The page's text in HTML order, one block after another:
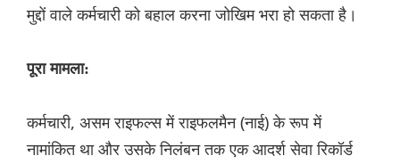
मुद्दों वाले कर्मचारी को बहाल करना जोखिम भरा हो सकता है।
पूरा मामला:
कर्मचारी, असम राइफल्स में राइफलमैन (नाई) के रूप में
नामांकित था और उसके निलंबन तक एक आदर्श सेवा रिकॉर्ड